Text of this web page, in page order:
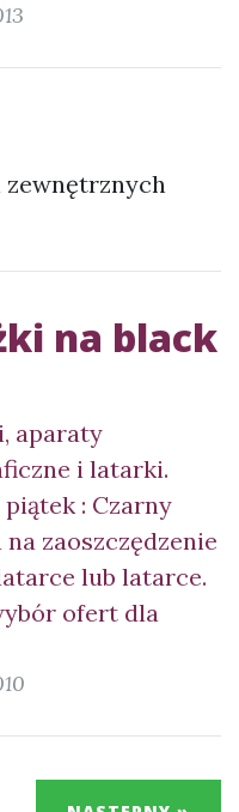
zewnętrznych
na black
aparaty
i latarki.
: Czarny
zaoszczędzenie
lub latarce.
ofert dla